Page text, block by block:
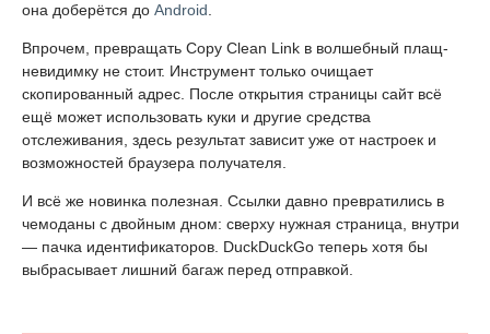
она доберётся до Android
Впрочем, превращать Copy Clean Link в волшебный плащ-
невидимку не стоит. Инструмент только очищает
скопированный адрес. После открытия страницы сайт всё
ещё может использовать куки и другие средства
отслеживания, здесь результат зависит уже от настроек и
возможностей браузера получателя.
И всё же новинка полезная. Ссылки давно превратились в
чемоданы с двойным дном: сверху нужная страница, внутри
— пачка идентификаторов. DuckDuckGo теперь хотя бы
выбрасывает лишний багаж перед отправкой.